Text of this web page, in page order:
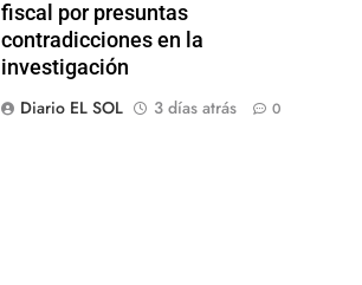
fiscal por presuntas
contradicciones en la
investigación
Diario EL SOL
3 días atrás 0